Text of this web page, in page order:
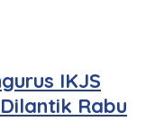
IKJS
Rabu